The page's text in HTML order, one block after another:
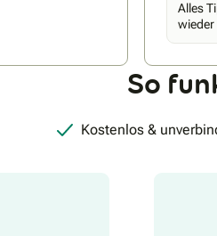
einem
wir seit
Alles
wieder
So
Kostenlos &